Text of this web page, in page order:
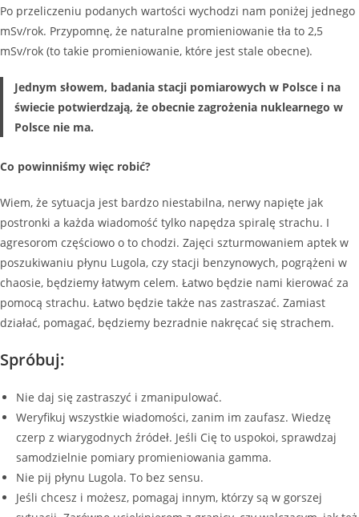
Po przeliczeniu podanych wartości wychodzi nam poniżej jednego
mSv/rok. Przypomnę, że naturalne promieniowanie tła to 2,5
mSv/rok (to takie promieniowanie, które jest stale obecne).
Jednym słowem, badania stacji pomiarowych w Polsce i na
świecie potwierdzają, że obecnie zagrożenia nuklearnego w
Polsce nie ma.
Co powinniśmy więc robić?
Wiem, że sytuacja jest bardzo niestabilna, nerwy napięte jak
postronki a każda wiadomość tylko napędza spiralę strachu. I
agresorom częściowo o to chodzi. Zajęci szturmowaniem aptek w
poszukiwaniu płynu Lugola, czy stacji benzynowych, pogrążeni w
chaosie, będziemy łatwym celem. Łatwo będzie nami kierować za
pomocą strachu. Łatwo będzie także nas zastraszać. Zamiast
działać, pomagać, będziemy bezradnie nakręcać się strachem.
Spróbuj:
Nie daj się zastraszyć i zmanipulować.
Weryfikuj wszystkie wiadomości, zanim im zaufasz. Wiedzę
czerp z wiarygodnych źródeł. Jeśli Cię to uspokoi, sprawdzaj
samodzielnie pomiary promieniowania gamma.
Nie pij płynu Lugola. To bez sensu.
Jeśli chcesz i możesz, pomagaj innym, którzy są w gorszej